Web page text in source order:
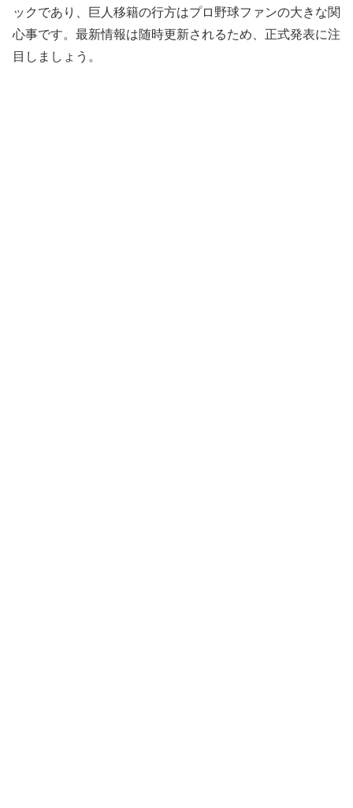
ックであり、巨人移籍の行方はプロ野球ファンの大きな関
心事です。最新情報は随時更新されるため、正式発表に注
目しましょう。